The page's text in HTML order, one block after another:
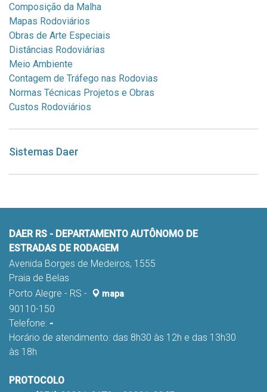
Composição da Malha
Mapas Rodoviários
Obras de Arte Especiais
Distâncias Rodoviárias
Meio Ambiente
Contagem de Tráfego nas Rodovias
Normas Técnicas Projetos e Obras
Custos Rodoviários
Sistemas Daer
DAER RS - DEPARTAMENTO AUTÔNOMO DE
ESTRADAS DE RODAGEM
Avenida Borges de Medeiros, 1555
Praia de Belas
Porto Alegre - RS -
mapa
90110-150
Telefone: -
Horário de atendimento: das 8h30 às 12h e das 13h30
às 18h
PROTOCOLO